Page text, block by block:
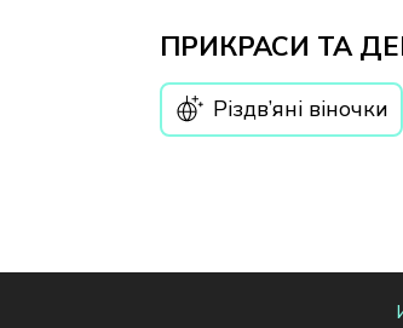
Різдв’яні віночки
ПРИКРАСИ ТА